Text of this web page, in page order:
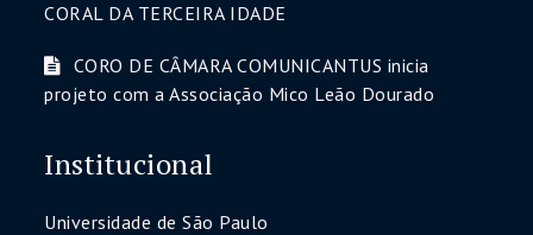
CORAL DA TERCEIRA IDADE
CORO DE CÂMARA COMUNICANTUS inicia
projeto com a Associação Mico Leão Dourado
Institucional
Universidade de São Paulo